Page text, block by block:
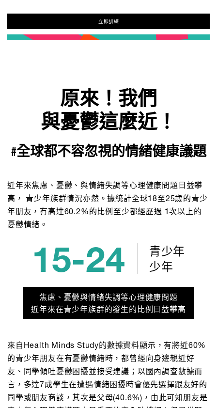
立即訓練
原來！我們
與憂鬱這麼近！
#全球都不容忽視的情緒健康議題
近年來焦慮、憂鬱、與情緒失調等心理健康問題日益攀
高， 青少年族群情況亦然。據統計全球18至25歲的青少
年朋友，有高達60.2%的比例至少都經歷過 1次以上的
憂鬱情緒。
15-24
青少年
少年
焦慮、憂鬱與情緒失調等心理健康問題
近年來在青少年族群的發生的比例日益攀高
來自Health Minds Study的數據資料顯示，有將近60%
的青少年朋友在有憂鬱情緒時，都曾經向身邊親近好
友、同學傾吐憂鬱困擾並接受建議；以國內調查數據而
言，多達7成學生在遭遇情緒困擾時會優先選擇跟友好的
同學或朋友商談，其次是父母(40.6%)，由此可知朋友是